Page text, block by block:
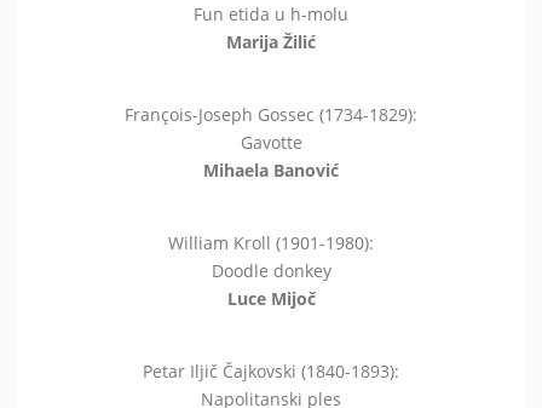
Fun etida u h-molu
Marija Žilić
François-Joseph Gossec (1734-1829):
Gavotte
Mihaela Banović
William Kroll (1901-1980):
Doodle donkey
Luce Mijoč
Petar Iljič Čajkovski (1840-1893):
Napolitanski ples